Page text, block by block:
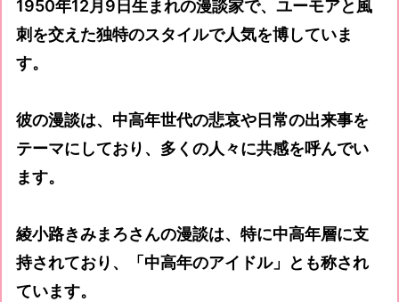
1950年12月9日生まれの漫談家で、ユーモアと風
刺を交えた独特のスタイルで人気を博していま
す。
彼の漫談は、中高年世代の悲哀や日常の出来事を
テーマにしており、多くの人々に共感を呼んでい
ます。
綾小路きみまろさんの漫談は、特に中高年層に支
持されており、「中高年のアイドル」とも称され
ています。